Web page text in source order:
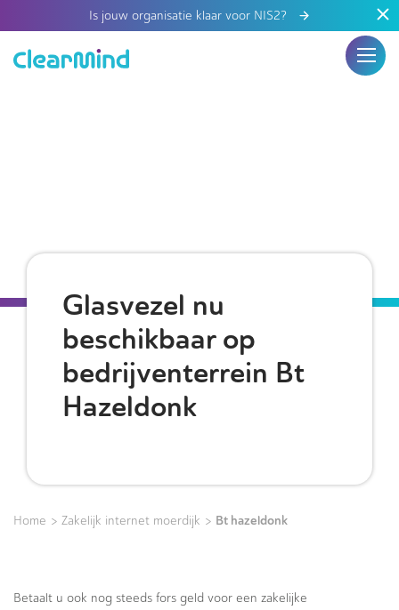
Is jouw organisatie klaar voor NIS2?
Glasvezel nu
beschikbaar op
bedrijventerrein Bt
Hazeldonk
Home > Zakelijk internet moerdijk > Bt hazeldonk
Betaalt u ook nog steeds fors geld voor een zakelijke